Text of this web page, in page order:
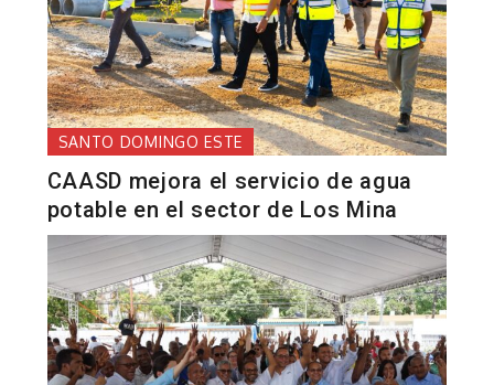
SANTO DOMINGO ESTE
CAASD mejora el servicio de agua
potable en el sector de Los Mina